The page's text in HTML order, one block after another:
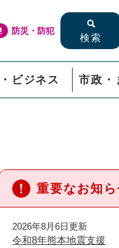
防災・防犯
検索
ビジネス 市政・
重要なお知ら
2026年8月6日更新
令和8年熊本地震支援